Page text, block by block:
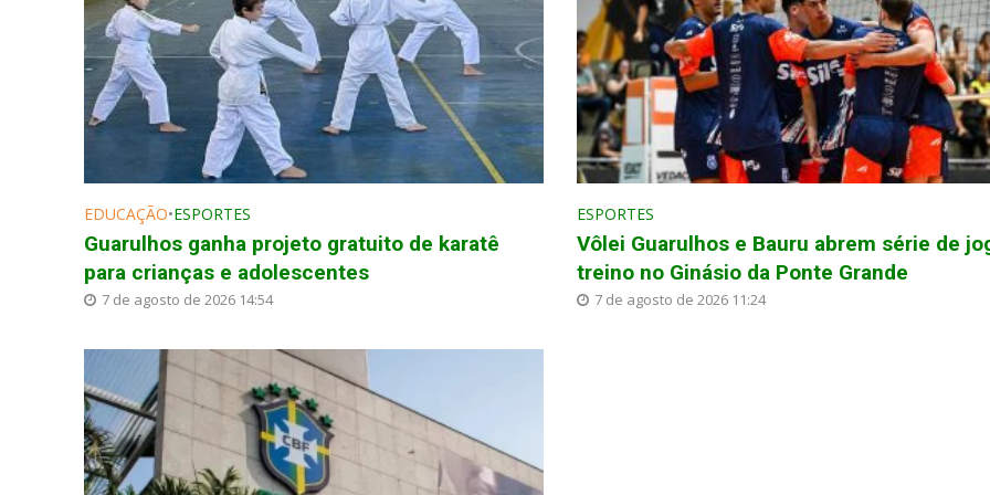
EDUCAÇÃO•ESPORTES
Guarulhos ganha projeto gratuito de karatê
para crianças e adolescentes
7 de agosto de 2026 14:54
ESPORTES
Vôlei Guarulhos e Bauru abrem série de
treino no Ginásio da Ponte Grande
7 de agosto de 2026 11:24